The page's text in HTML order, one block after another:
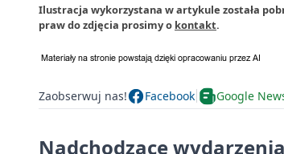
Ilustracja wykorzystana w artykule została
praw do zdjęcia prosimy o kontakt.
Zaobserwuj nas! Facebook Google
Nadchodzące wydarzenia